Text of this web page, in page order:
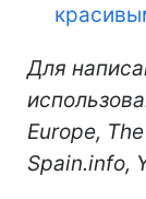
Для
Europe,
Spain.info,